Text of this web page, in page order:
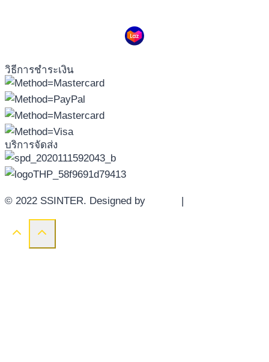
วิธีการชำระเงิน
บริการจัดส่ง
© 2022 SSINTER. Designed by |